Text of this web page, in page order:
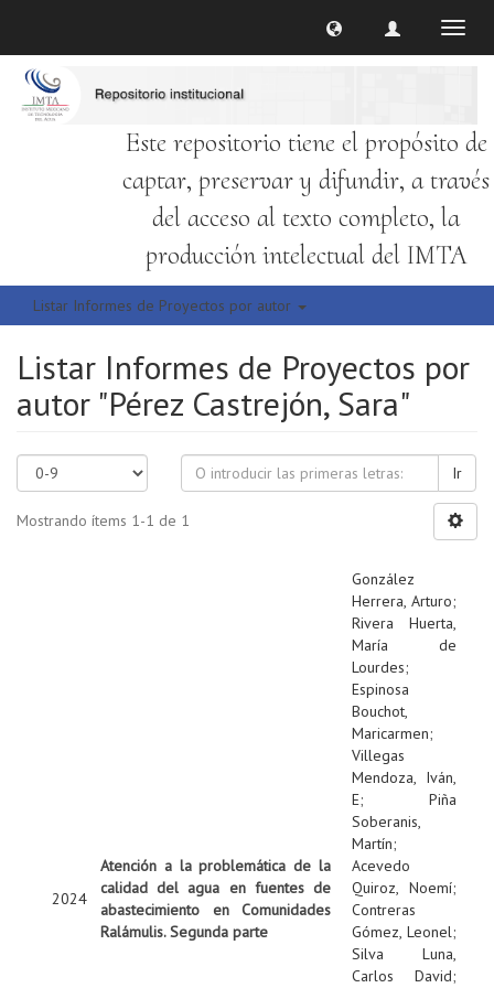
Este repositorio tiene el propósito de
captar, preservar y difundir, a través
del acceso al texto completo, la
producción intelectual del IMTA
Listar Informes de Proyectos por autor
Listar Informes de Proyectos por
autor "Pérez Castrejón, Sara"
Ir
Mostrando ítems 1-1 de 1
2024
Atención a la problemática de la
calidad del agua en fuentes de
abastecimiento en Comunidades
Ralámulis. Segunda parte
González
Herrera, Arturo;
Rivera Huerta,
María de
Lourdes;
Espinosa
Bouchot,
Maricarmen;
Villegas
Mendoza, Iván,
E; Piña
Soberanis,
Martín;
Acevedo
Quiroz, Noemí;
Contreras
Gómez, Leonel;
Silva Luna,
Carlos David;